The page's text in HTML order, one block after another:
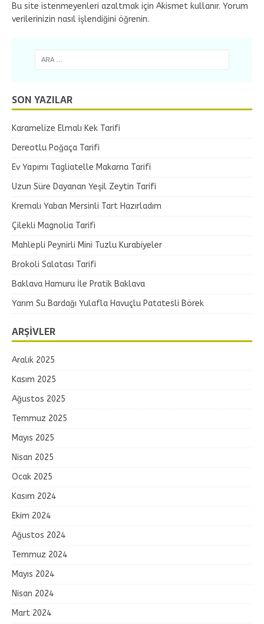
Bu site istenmeyenleri azaltmak için Akismet kullanır. Yorum
verilerinizin nasıl işlendiğini öğrenin.
SON YAZILAR
Karamelize Elmalı Kek Tarifi
Dereotlu Poğaça Tarifi
Ev Yapımı Tagliatelle Makarna Tarifi
Uzun Süre Dayanan Yeşil Zeytin Tarifi
Kremalı Yaban Mersinli Tart Hazırladım
Çilekli Magnolia Tarifi
Mahlepli Peynirli Mini Tuzlu Kurabiyeler
Brokoli Salatası Tarifi
Baklava Hamuru İle Pratik Baklava
Yarım Su Bardağı Yulafla Havuçlu Patatesli Börek
ARŞIVLER
Aralık 2025
Kasım 2025
Ağustos 2025
Temmuz 2025
Mayıs 2025
Nisan 2025
Ocak 2025
Kasım 2024
Ekim 2024
Ağustos 2024
Temmuz 2024
Mayıs 2024
Nisan 2024
Mart 2024